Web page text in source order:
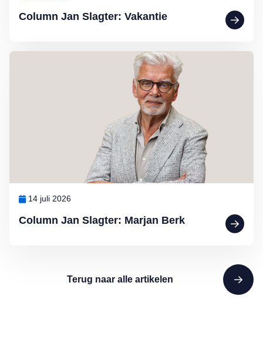
Column Jan Slagter: Vakantie
Column Jan Slagter: Marjan Berk
14 juli 2026
Lees meer over Column Jan Slagter: Marjan Berk
Terug naar alle artikelen